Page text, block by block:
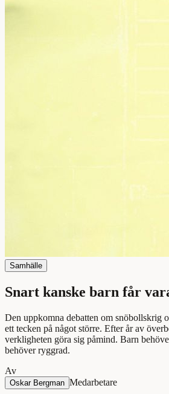
Samhälle
Snart kanske barn får
Den uppkomna debatten om snöbollskrig
ett tecken på något större. Efter år av
verkligheten göra sig påmind. Barn
behöver ryggrad.
Av
Oskar Bergman Medarbetare